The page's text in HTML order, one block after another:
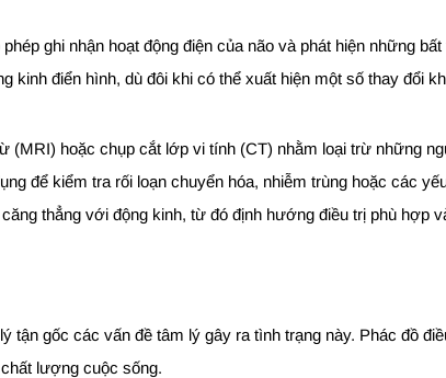
ghi nhận hoạt động điện của não và phát hiện những
điển hình, dù đôi khi có thể xuất hiện một số thay đổi
hoặc chụp cắt lớp vi tính (CT) nhằm loại trừ những
để kiểm tra rối loạn chuyển hóa, nhiễm trùng hoặc các
thẳng với động kinh, từ đó định hướng điều trị phù hợp
tận gốc các vấn đề tâm lý gây ra tình trạng này. Phác đồ
lượng cuộc sống.